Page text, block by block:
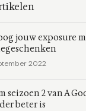
jouw exposure
2022
seizoen 2 van A
beter is